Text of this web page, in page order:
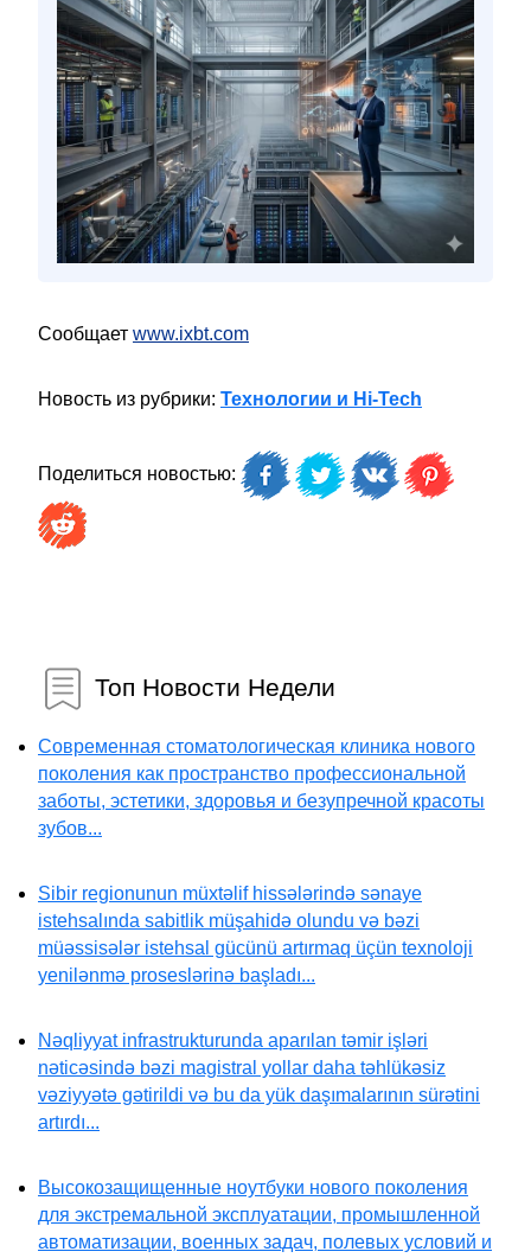
Сообщает www.ixbt.com
Новость из рубрики: Технологии и Hi-Tech
Поделиться новостью:
Топ Новости Недели
Современная стоматологическая клиника нового
поколения как пространство профессиональной
заботы, эстетики, здоровья и безупречной красоты
зубов...
Sibir regionunun müxtəlif hissələrində sənaye
istehsalında sabitlik müşahidə olundu və bəzi
müəssisələr istehsal gücünü artırmaq üçün texnoloji
yenilənmə proseslərinə başladı...
Nəqliyyat infrastrukturunda aparılan təmir işləri
nəticəsində bəzi magistral yollar daha təhlükəsiz
vəziyyətə gətirildi və bu da yük daşımalarının sürətini
artırdı...
Высокозащищенные ноутбуки нового поколения
для экстремальной эксплуатации, промышленной
автоматизации, военных задач, полевых условий и